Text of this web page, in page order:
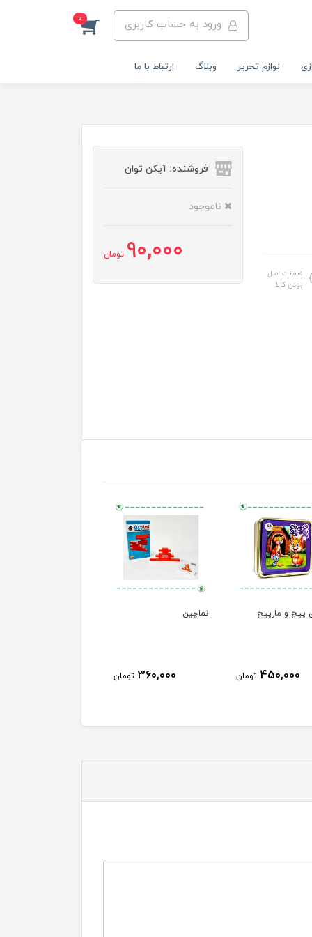
ورود به حساب کاربری 0
لوازم تحریر وبلاگ ارتباط با ما
ضمانت اصل
بودن کالا
فروشنده: آیکن توان
ناموجود
90,000 تومان
پیچ و مارپیچ
450,000 تومان
نماچین
360,000 تومان